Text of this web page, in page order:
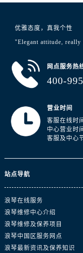
优雅态度，真我个性
"Elegant attitude, really
网点服务热
400-
营业时间
客服在线时
中心营业时
客服及中心
站点导航
浪琴在线服务
浪琴维修中心介绍
浪琴维修及保养项目
浪琴中国区服务网点
浪琴最新资讯及保养知识